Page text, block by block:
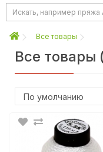
Все товары
Все товары